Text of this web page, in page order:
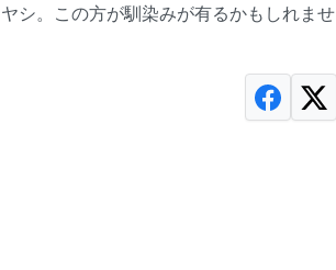
シ。この方が馴染みが有るかもしれませ